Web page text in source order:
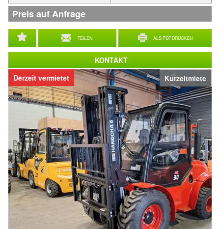
Kurzeitmiete
Derzeit vermietet
TEILEN ALS PDF DRUCKEN
Preis auf Anfrage
KONTAKT